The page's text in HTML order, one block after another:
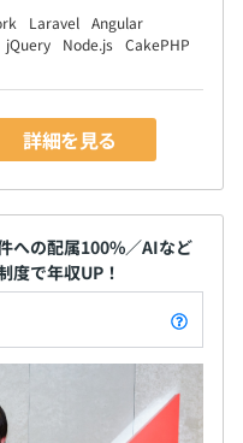
Laravel Angular
jQuery Node.js CakePHP
詳細を見る
への配属100%／AIなど
度で年収UP！